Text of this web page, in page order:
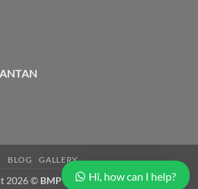
BLOG GALLERY
2026 © BMP Cargo ExpressHi, how can I help?